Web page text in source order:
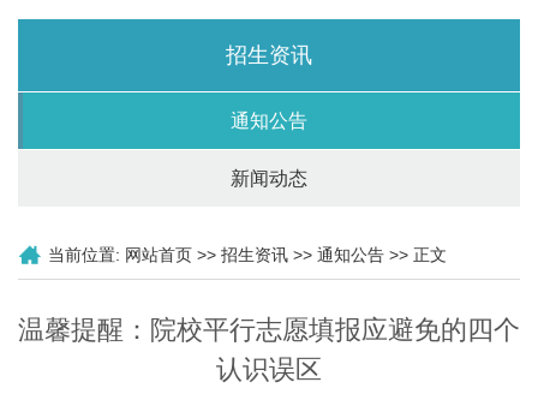
招生资讯
通知公告
新闻动态
当前位置: 网站首页 >> 招生资讯 >> 通知公告 >> 正文
温馨提醒：院校平行志愿填报应避免的四个
认识误区